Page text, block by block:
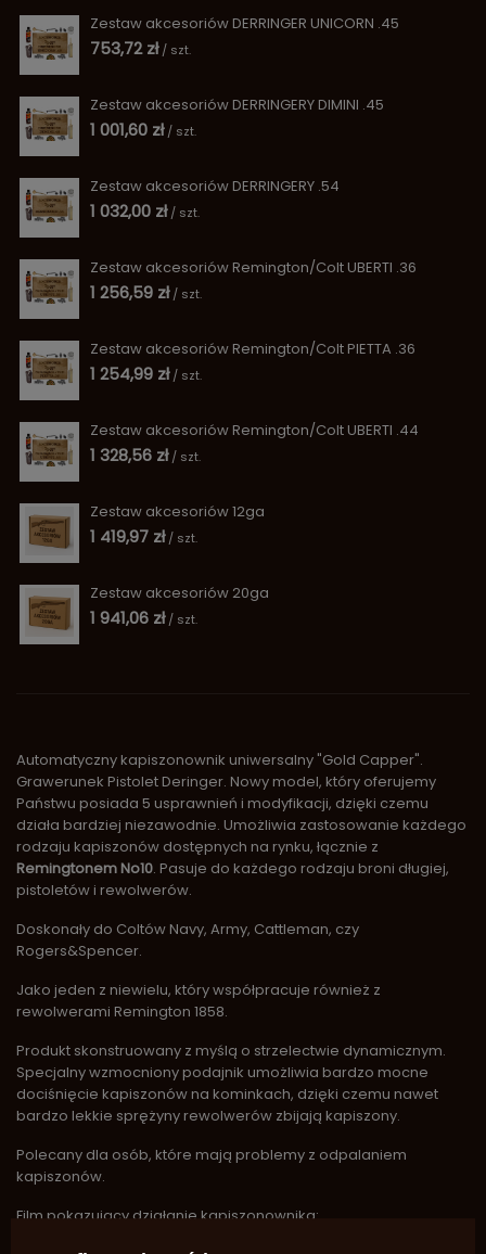
Zestaw akcesoriów DERRINGER UNICORN .45
753,72 zł / szt.
Zestaw akcesoriów DERRINGERY DIMINI .45
1 001,60 zł / szt.
Zestaw akcesoriów DERRINGERY .54
1 032,00 zł / szt.
Zestaw akcesoriów Remington/Colt UBERTI .36
1 256,59 zł / szt.
Zestaw akcesoriów Remington/Colt PIETTA .36
1 254,99 zł / szt.
Zestaw akcesoriów Remington/Colt UBERTI .44
1 328,56 zł / szt.
Zestaw akcesoriów 12ga
1 419,97 zł / szt.
Zestaw akcesoriów 20ga
1 941,06 zł / szt.
Automatyczny kapiszonownik uniwersalny "Gold Capper".
Grawerunek Pistolet Deringer. Nowy model, który oferujemy
Państwu posiada 5 usprawnień i modyfikacji, dzięki czemu
działa bardziej niezawodnie. Umożliwia zastosowanie każdego
rodzaju kapiszonów dostępnych na rynku, łącznie z
Remingtonem No10. Pasuje do każdego rodzaju broni długiej,
pistoletów i rewolwerów.
Doskonały do Coltów Navy, Army, Cattleman, czy
Rogers&Spencer.
Jako jeden z niewielu, który współpracuje również z
rewolwerami Remington 1858.
Produkt skonstruowany z myślą o strzelectwie dynamicznym.
Specjalny wzmocniony podajnik umożliwia bardzo mocne
dociśnięcie kapiszonów na kominkach, dzięki czemu nawet
bardzo lekkie sprężyny rewolwerów zbijają kapiszony.
Polecany dla osób, które mają problemy z odpalaniem
kapiszonów.
Film pokazujący działanie kapiszonownika: